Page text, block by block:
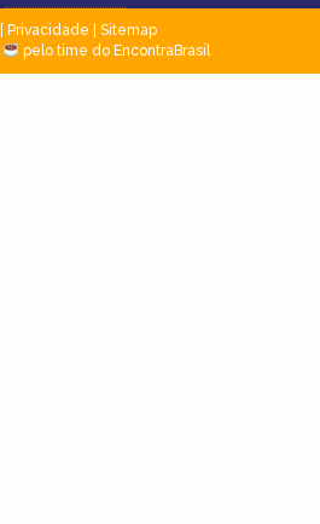
Privacidade
Sitemap
pelo time do EncontraBrasil